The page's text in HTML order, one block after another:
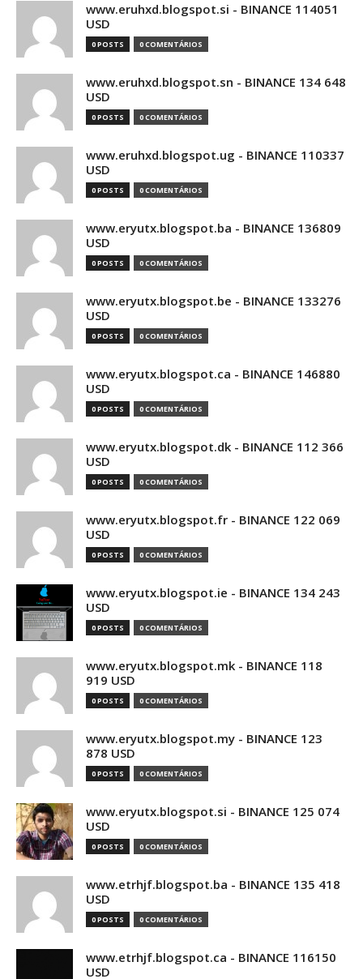
www.eruhxd.blogspot.si - BINANCE 114051
USD
0 POSTS 0 COMENTÁRIOS
www.eruhxd.blogspot.sn - BINANCE 134 648
USD
0 POSTS 0 COMENTÁRIOS
www.eruhxd.blogspot.ug - BINANCE 110337
USD
0 POSTS 0 COMENTÁRIOS
www.eryutx.blogspot.ba - BINANCE 136809
USD
0 POSTS 0 COMENTÁRIOS
www.eryutx.blogspot.be - BINANCE 133276
USD
0 POSTS 0 COMENTÁRIOS
www.eryutx.blogspot.ca - BINANCE 146880
USD
0 POSTS 0 COMENTÁRIOS
www.eryutx.blogspot.dk - BINANCE 112 366
USD
0 POSTS 0 COMENTÁRIOS
www.eryutx.blogspot.fr - BINANCE 122 069
USD
0 POSTS 0 COMENTÁRIOS
www.eryutx.blogspot.ie - BINANCE 134 243
USD
0 POSTS 0 COMENTÁRIOS
www.eryutx.blogspot.mk - BINANCE 118
919 USD
0 POSTS 0 COMENTÁRIOS
www.eryutx.blogspot.my - BINANCE 123
878 USD
0 POSTS 0 COMENTÁRIOS
www.eryutx.blogspot.si - BINANCE 125 074
USD
0 POSTS 0 COMENTÁRIOS
www.etrhjf.blogspot.ba - BINANCE 135 418
USD
0 POSTS 0 COMENTÁRIOS
www.etrhjf.blogspot.ca - BINANCE 116150
USD